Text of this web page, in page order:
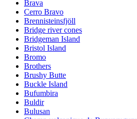
Brava
Cerro Bravo
Brennisteinsfjöll
Bridge river cones
Bridgeman Island
Bristol Island
Bromo
Brothers
Brushy Butte
Buckle Island
Bufumbira
Buldir
Bulusan